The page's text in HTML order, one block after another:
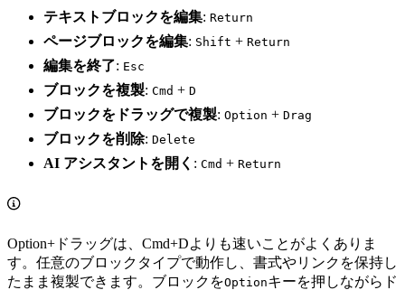
テキストブロックを編集: Return
ページブロックを編集: Shift + Return
編集を終了: Esc
ブロックを複製: Cmd + D
ブロックをドラッグで複製: Option + Drag
ブロックを削除: Delete
AI アシスタントを開く : Cmd + Return
Option+ドラッグは、Cmd+Dよりも速いことがよくありま
す。任意のブロックタイプで動作し、書式やリンクを保持し
たまま複製できます。ブロックをOptionキーを押しながらド